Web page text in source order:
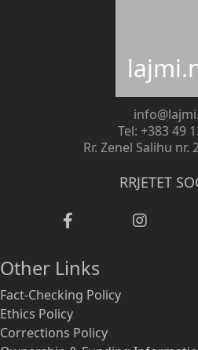
Tel: +383 49
Rr. Zenel Salihu nr.
RRJETET
Other Links
Fact-Checking Policy
Ethics Policy
Corrections Policy